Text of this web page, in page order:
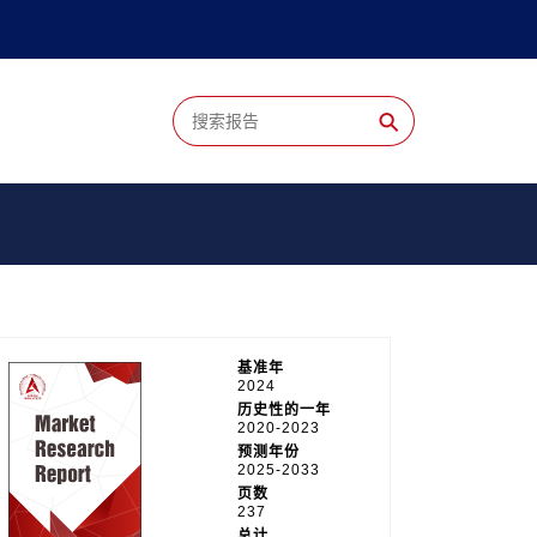
⚲
基准年
2024
历史性的一年
2020-2023
预测年份
2025-2033
页数
237